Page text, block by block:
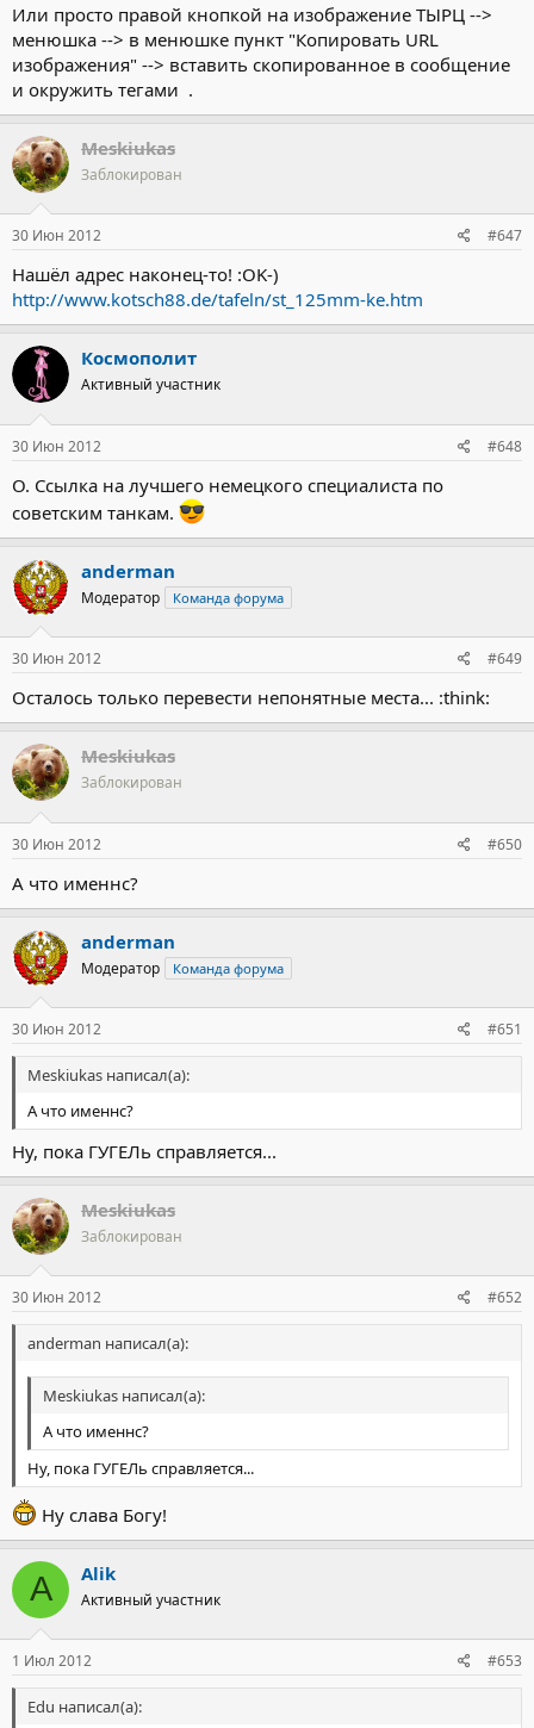
Или просто правой кнопкой на изображение ТЫРЦ -->
менюшка --> в менюшке пункт "Копировать URL
изображения" --> вставить скопированное в сообщение
и окружить тегами .
Meskiukas
Заблокирован
30 Июн 2012 #647
Нашёл адрес наконец-то! :OK-)
http://www.kotsch88.de/tafeln/st_125mm-ke.htm
Космополит
Активный участник
30 Июн 2012 #648
О. Ссылка на лучшего немецкого специалиста по
советским танкам.
anderman
Модератор Команда форума
30 Июн 2012 #649
Осталось только перевести непонятные места... :think:
Meskiukas
Заблокирован
30 Июн 2012 #650
А что именнс?
anderman
Модератор Команда форума
30 Июн 2012 #651
Meskiukas написал(а):
А что именнс?
Ну, пока ГУГЕЛь справляется...
Meskiukas
Заблокирован
30 Июн 2012 #652
anderman написал(а):
Meskiukas написал(а):
А что именнс?
Ну, пока ГУГЕЛь справляется...
Ну слава Богу!
A Alik
Активный участник
1 Июл 2012 #653
Edu написал(а):